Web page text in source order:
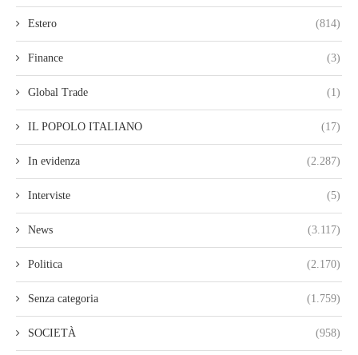
Estero (814)
Finance (3)
Global Trade (1)
IL POPOLO ITALIANO (17)
In evidenza (2.287)
Interviste (5)
News (3.117)
Politica (2.170)
Senza categoria (1.759)
SOCIETÀ (958)